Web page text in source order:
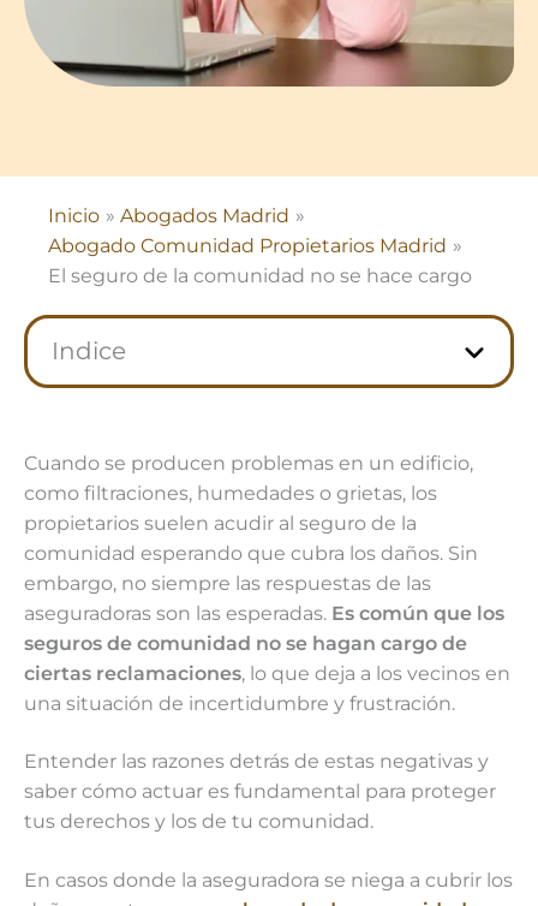
Inicio
Abogados Madrid
Abogado Comunidad Propietarios Madrid
El seguro de la comunidad no se hace cargo
Indice
Cuando se producen problemas en un edificio,
como filtraciones, humedades o grietas, los
propietarios suelen acudir al seguro de la
comunidad esperando que cubra los daños. Sin
embargo, no siempre las respuestas de las
aseguradoras son las esperadas. Es común que los
seguros de comunidad no se hagan cargo de
ciertas reclamaciones, lo que deja a los vecinos en
una situación de incertidumbre y frustración.
Entender las razones detrás de estas negativas y
saber cómo actuar es fundamental para proteger
tus derechos y los de tu comunidad.
En casos donde la aseguradora se niega a cubrir los